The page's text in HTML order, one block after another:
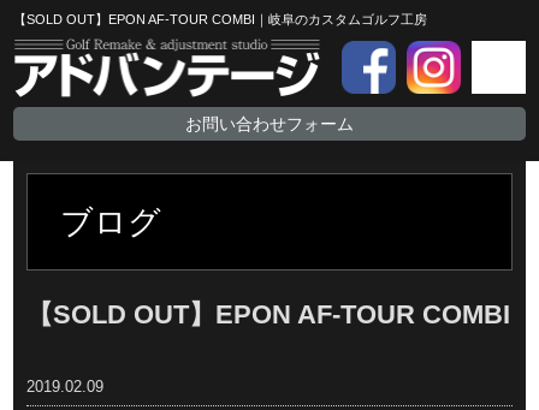
【SOLD OUT】EPON AF-TOUR COMBI｜岐阜のカスタムゴルフ工房
お問い合わせフォーム
ブログ
【SOLD OUT】EPON AF-TOUR COMBI
2019.02.09